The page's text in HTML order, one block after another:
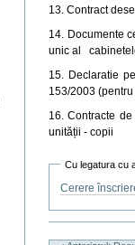
13. Contract
14. Documente
unic al
15. Declaratie
153/2003
16. Contracte
unității - copii
Cu legatura cu
Cerere
document